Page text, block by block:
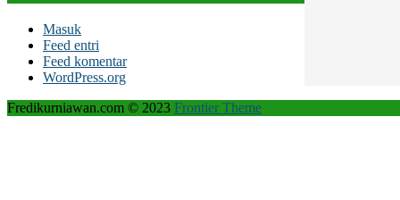
Masuk
Feed entri
Feed komentar
WordPress.org
Fredikurniawan.com © 2023 Frontier Theme